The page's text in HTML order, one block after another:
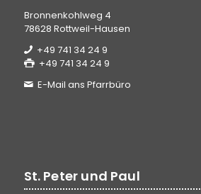
Bronnenkohlweg 4
78628 Rottweil-Hausen
+49 741 34 24 9
+49 741 34 24 9
E-Mail ans Pfarrbüro
St. Peter und Paul